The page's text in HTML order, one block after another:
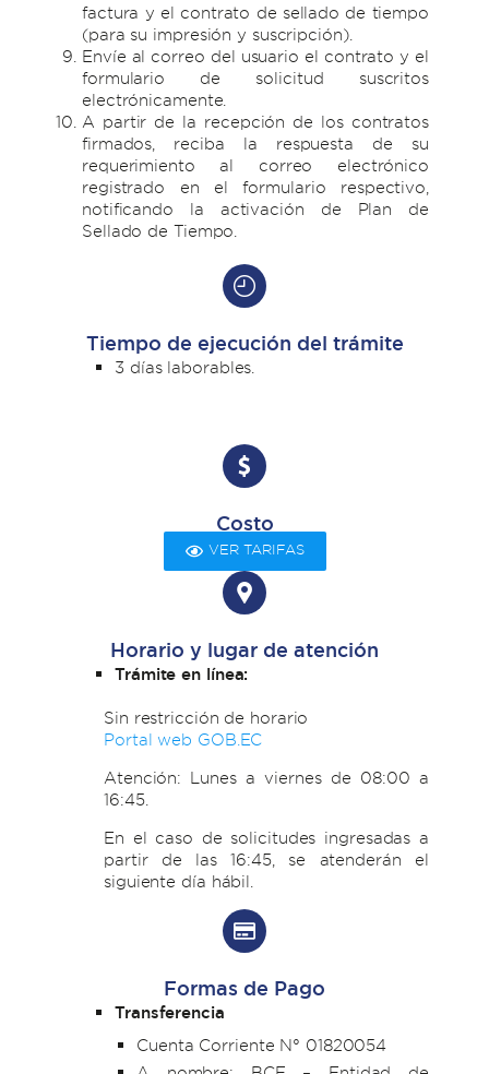
factura y el contrato de sellado de tiempo
(para su impresión y suscripción).
Envíe al correo del usuario el contrato y el
formulario de solicitud suscritos
electrónicamente.
A partir de la recepción de los contratos
firmados, reciba la respuesta de su
requerimiento al correo electrónico
registrado en el formulario respectivo,
notificando la activación de Plan de
Sellado de Tiempo.
Tiempo de ejecución del trámite
3 días laborables.
Costo
VER TARIFAS
Horario y lugar de atención
Trámite en línea:
Sin restricción de horario
Portal web GOB.EC
Atención: Lunes a viernes de 08:00 a
16:45.
En el caso de solicitudes ingresadas a
partir de las 16:45, se atenderán el
siguiente día hábil.
Formas de Pago
Transferencia
Cuenta Corriente N° 01820054